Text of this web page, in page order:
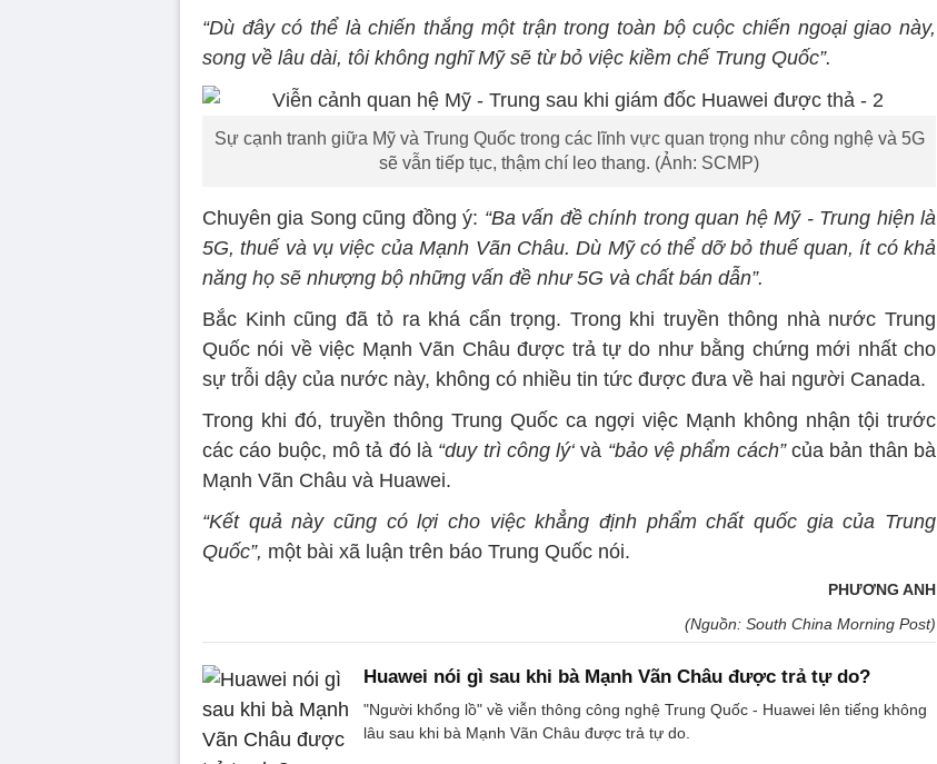
“Dù đây có thể là chiến thắng một trận trong toàn bộ cuộc chiến ngoại giao này,
song về lâu dài, tôi không nghĩ Mỹ sẽ từ bỏ việc kiềm chế Trung Quốc”.
Sự cạnh tranh giữa Mỹ và Trung Quốc trong các lĩnh vực quan trọng như công nghệ và 5G
sẽ vẫn tiếp tục, thậm chí leo thang. (Ảnh: SCMP)
Chuyên gia Song cũng đồng ý: “Ba vấn đề chính trong quan hệ Mỹ - Trung hiện là
5G, thuế và vụ việc của Mạnh Vãn Châu. Dù Mỹ có thể dỡ bỏ thuế quan, ít có khả
năng họ sẽ nhượng bộ những vấn đề như 5G và chất bán dẫn”.
Bắc Kinh cũng đã tỏ ra khá cẩn trọng. Trong khi truyền thông nhà nước Trung
Quốc nói về việc Mạnh Vãn Châu được trả tự do như bằng chứng mới nhất cho
sự trỗi dậy của nước này, không có nhiều tin tức được đưa về hai người Canada.
Trong khi đó, truyền thông Trung Quốc ca ngợi việc Mạnh không nhận tội trước
các cáo buộc, mô tả đó là “duy trì công lý‘ và “bảo vệ phẩm cách”của bản thân bà
Mạnh Vãn Châu và Huawei.
“Kết quả này cũng có lợi cho việc khẳng định phẩm chất quốc gia của Trung
Quốc”, một bài xã luận trên báo Trung Quốc nói.
PHƯƠNG ANH
(Nguồn: South China Morning Post)
Huawei nói gì sau khi bà Mạnh Vãn Châu được trả tự do?
"Người khổng lồ" về viễn thông công nghệ Trung Quốc - Huawei lên tiếng không
lâu sau khi bà Mạnh Vãn Châu được trả tự do.